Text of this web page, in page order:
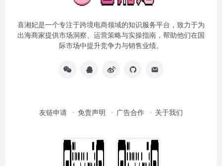
喜湘妃是一个专注于跨境电商领域的知识服务平台，致力于为
出海商家提供市场洞察、运营策略与实操指南，帮助他们在国
际市场中提升竞争力与销售业绩。
友链申请 免责声明 广告合作 关于我们